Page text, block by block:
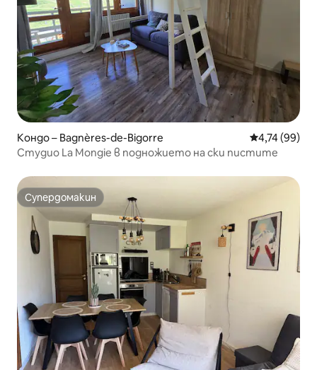
Кондо – Bagnères-de-Bigorre Средна
4,74 (99)
Студио La Mongie в подножието на ски пистите
Супердомакин
Супердомакин